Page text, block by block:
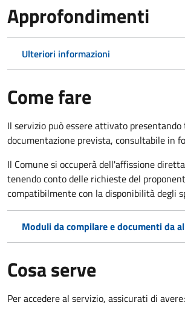
Approfondimenti
Ulteriori informazioni
Come fare
Il servizio può essere attivato
documentazione prevista, consultabile in
Il Comune si occuperà dell'affissione
tenendo conto delle richieste del
compatibilmente con la disponibilità degli
Moduli da compilare e documenti da
Cosa serve
Per accedere al servizio, assicurati di avere: